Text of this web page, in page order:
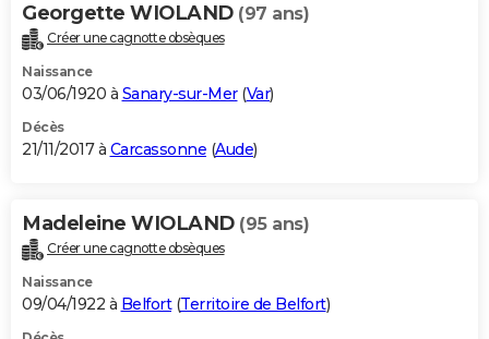
Georgette WIOLAND (97 ans)
Créer une cagnotte obsèques
Naissance
03/06/1920 à Sanary-sur-Mer(Var)
Décès
21/11/2017 à Carcassonne (Aude)
Madeleine WIOLAND (95 ans)
Créer une cagnotte obsèques
Naissance
09/04/1922 à Belfort(Territoire de Belfort)